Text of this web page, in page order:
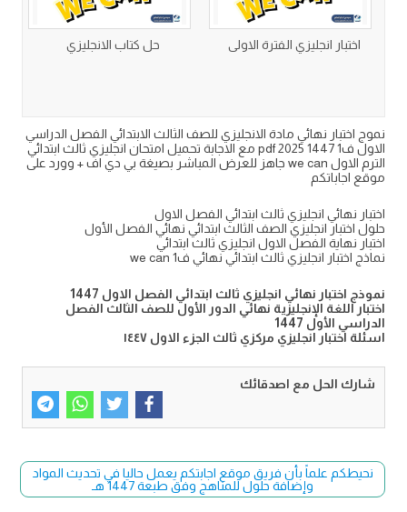
اختبار انجليزي الفترة الاولى حل كتاب الانجليزي
نموج اختبار نهائي مادة الانجليزي للصف الثالث الابتدائي الفصل الدراسي
الاول ف1 1447 2025 pdf مع الاجابة تحميل امتحان انجليزي ثالث ابتدائي
الترم الاول we can جاهز للعرض المباشر بصيغة بي دي اف + وورد على
موقع اجاباتكم
اختبار نهائي انجليزي ثالث ابتدائي الفصل الاول
حلول اختبار انجليزي الصف الثالث ابتدائي نهائي الفصل الأول
اختبار نهاية الفصل الاول انجليزي ثالث ابتدائي
نماذج اختبار انجليزي ثالث ابتدائي نهائي ف1 we can
نموذج اختبار نهائي انجليزي ثالث ابتدائي الفصل الاول 1447
اختبار اللغة الإنجليزية نهائي الدور الأول للصف الثالث الفصل
الدراسي الأول 1447
اسئلة اختبار انجليزي مركزي ثالث الجزء الاول ١٤٤٧
شارك الحل مع اصدقائك
نحيطكم علماً بأن فريق موقع اجابتكم يعمل حاليا في تحديث المواد
وإضافة حلول للمناهج وفق طبعة 1447 هـ